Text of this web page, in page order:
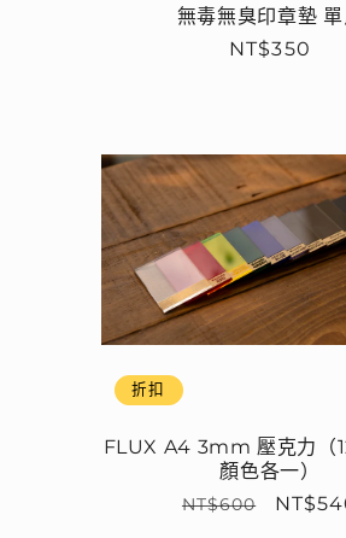
無毒無臭印章墊 單
定
NT$350
折扣
FLUX A4 3mm 壓克力（
顏色各一）
定
NT$600
售